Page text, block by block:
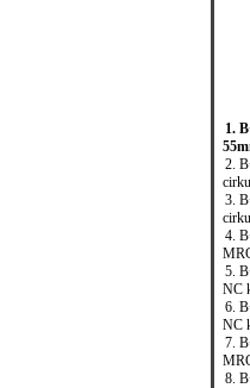
1.
2.
3.
4.
5.
NC
6.
NC
7.
8.